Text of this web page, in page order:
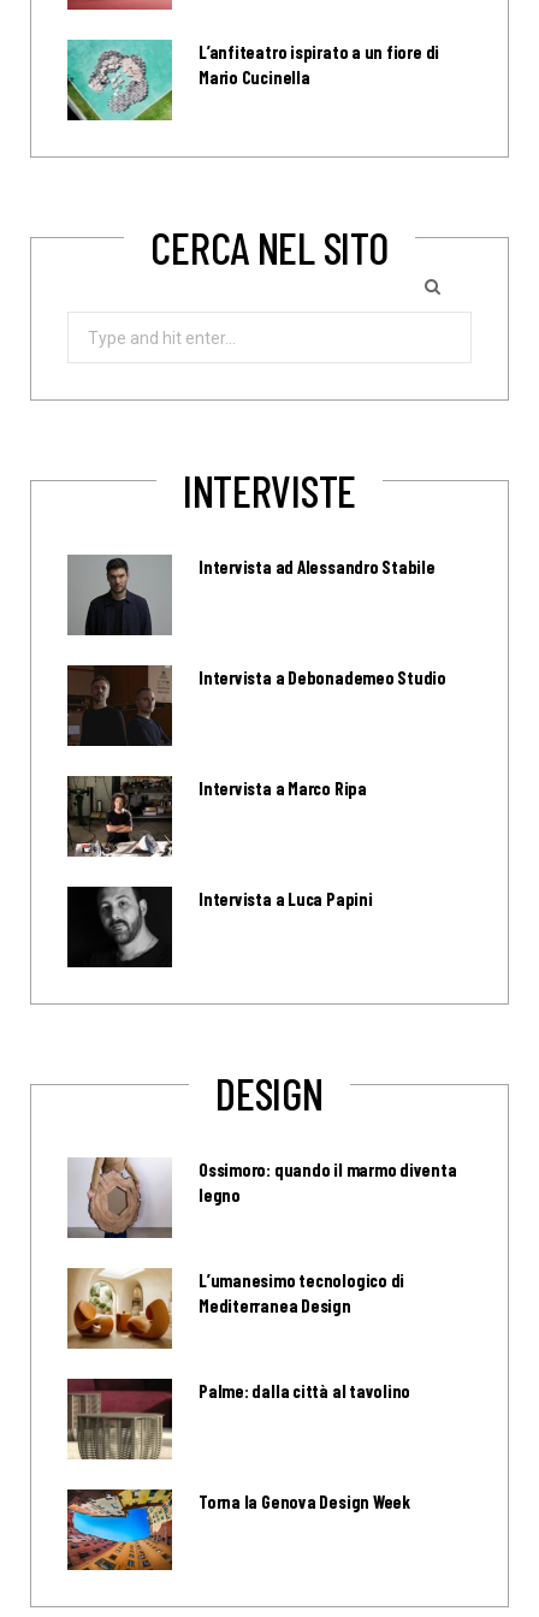
L’anfiteatro ispirato a un fiore di
Mario Cucinella
CERCA NEL SITO
INTERVISTE
Intervista ad Alessandro Stabile
Intervista a Debonademeo Studio
Intervista a Marco Ripa
Intervista a Luca Papini
DESIGN
Ossimoro: quando il marmo diventa
legno
L’umanesimo tecnologico di
Mediterranea Design
Palme: dalla città al tavolino
Torna la Genova Design Week